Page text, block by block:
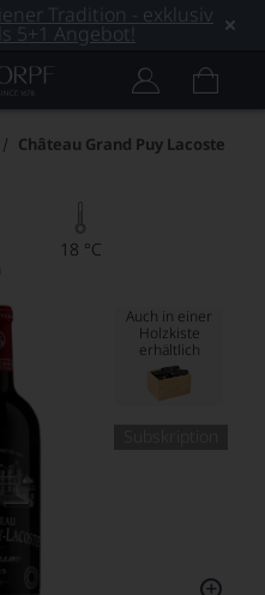
Tradition - exklusiv
5+1 Angebot!
Château Grand Puy Lacoste
18 °C
Auch in einer
Holzkiste
erhältlich